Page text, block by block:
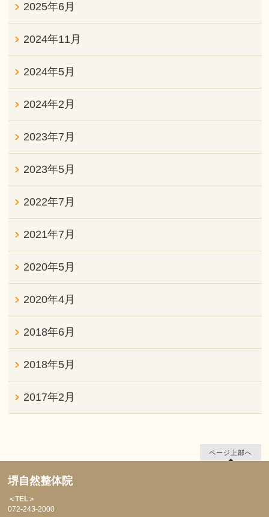
2025年6月
2024年11月
2024年5月
2024年2月
2023年7月
2023年5月
2022年7月
2021年7月
2020年5月
2020年4月
2018年6月
2018年5月
2017年2月
ページ上部へ
堺自然整体院
＜TEL＞
072-243-2000